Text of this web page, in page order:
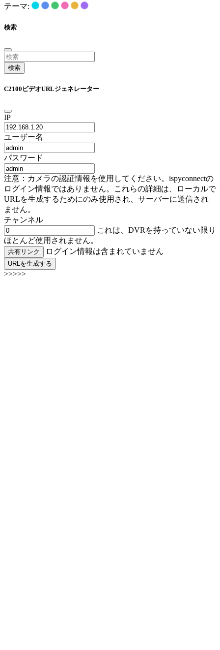
テーマ:
検索
検索
C2100ビデオURLジェネレーター
IP
ユーザー名
パスワード
注意：カメラの認証情報を使用してください。ispyconnectの
ログイン情報ではありません。これらの詳細は、ローカルで
URLを生成するためにのみ使用され、サーバーに送信され
ません。
チャンネル
これは、DVRを持っていない限り
ほとんど使用されません。
共有リンク ログイン情報は含まれていません
URLを生成する
>>>>>